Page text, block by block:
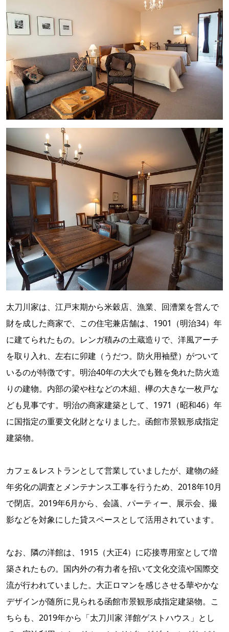
太刀川家は、江戸末期から米穀店、漁業、回漕業を営んで
財を成した商家で、この住宅兼店舗は、1901（明治34）年
に建てられたもの。レンガ積みの土蔵造りで、洋風アーチ
を取り入れ、左右に卯建（うだつ。防火用袖壁）がついて
いるのが特徴です。明治40年の大火でも難を免れた防火造
りの建物。内部の梁や柱などの木組、欅の大きな一枚戸な
ども見事です。明治の商家建築として、1971（昭和46）年
に国指定の重要文化財となりました。函館市景観形成指定
建築物。
カフェ＆レストランとして営業していましたが、建物の経
年劣化の調査とメンテナンス工事を行うため、2018年10月
で閉店。2019年6月から、会議、パーティー、展示会、撮
影などを対象にした貸スペースとして活用されています。
なお、隣の洋館は、1915（大正4）に応接専用室として増
築されたもの。国内外の有力者を招いて文化交流や国際交
流が行われていました。大正ロマンを感じさせる華やかな
デザインが随所に見られる函館市景観形成指定建築物。こ
ちらも、2019年から「太刀川家 洋館ゲストハウス」とし